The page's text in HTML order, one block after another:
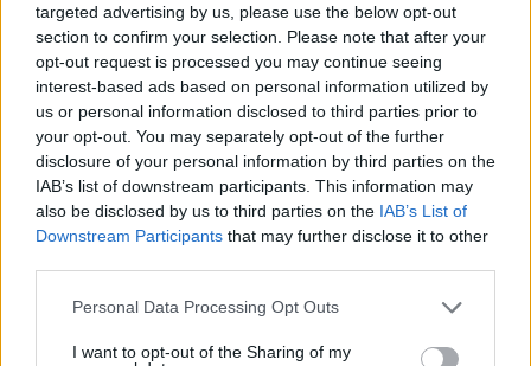
targeted advertising by us, please use the below opt-out
section to confirm your selection. Please note that after your
opt-out request is processed you may continue seeing
interest-based ads based on personal information utilized by
us or personal information disclosed to third parties prior to
your opt-out. You may separately opt-out of the further
disclosure of your personal information by third parties on the
IAB’s list of downstream participants. This information may
also be disclosed by us to third parties on the IAB’s List of
Downstream Participants that may further disclose it to other
Please note that this website/app uses one or more Google
not limited to your visit or usage behaviour. You may click to
Personal Data Processing Opt Outs
I want to opt-out of the Sharing of my
ΑΠΑΝΤΗΣΗ
Γιώργος
09.07.2025, 07:56
Με το my coast κατάφεραν να πάνε οι ξαπλώστρες
από €10 έως €25 , εκεί που ήταν δωρεάν ! Να δούμε
τώρα που οι καταστηματάρχες θα έχουν λιγότερα
τραπεζοκαθίσματα, πόσο θα φτάσει ο καφές από €4?
ΑΠΑΝΤΗΣΗ
DIKAIO
Υπάρχει και η λύση όταν ανεβαίνουν οι τιμές να